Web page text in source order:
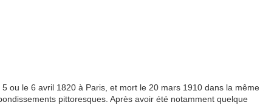
ou le 6 avril 1820 à Paris, et mort le 20 mars 1910 dans la même
pittoresques. Après avoir été notamment quelque